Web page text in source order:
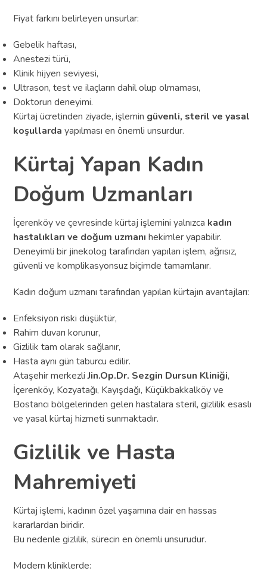
Fiyat farkını belirleyen unsurlar:
Gebelik haftası,
Anestezi türü,
Klinik hijyen seviyesi,
Ultrason, test ve ilaçların dahil olup olmaması,
Doktorun deneyimi.
Kürtaj ücretinden ziyade, işlemin güvenli, steril ve yasal
koşullarda yapılması en önemli unsurdur.
Kürtaj Yapan Kadın
Doğum Uzmanları
İçerenköy ve çevresinde kürtaj işlemini yalnızca kadın
hastalıkları ve doğum uzmanı hekimler yapabilir.
Deneyimli bir jinekolog tarafından yapılan işlem, ağrısız,
güvenli ve komplikasyonsuz biçimde tamamlanır.
Kadın doğum uzmanı tarafından yapılan kürtajın avantajları:
Enfeksiyon riski düşüktür,
Rahim duvarı korunur,
Gizlilik tam olarak sağlanır,
Hasta aynı gün taburcu edilir.
Ataşehir merkezliJin.Op.Dr. Sezgin Dursun Kliniği,
İçerenköy, Kozyatağı, Kayışdağı, Küçükbakkalköy ve
Bostancı bölgelerinden gelen hastalara steril, gizlilik esaslı
ve yasal kürtaj hizmeti sunmaktadır.
Gizlilik ve Hasta
Mahremiyeti
Kürtaj işlemi, kadının özel yaşamına dair en hassas
kararlardan biridir.
Bu nedenle gizlilik, sürecin en önemli unsurudur.
Modern kliniklerde: